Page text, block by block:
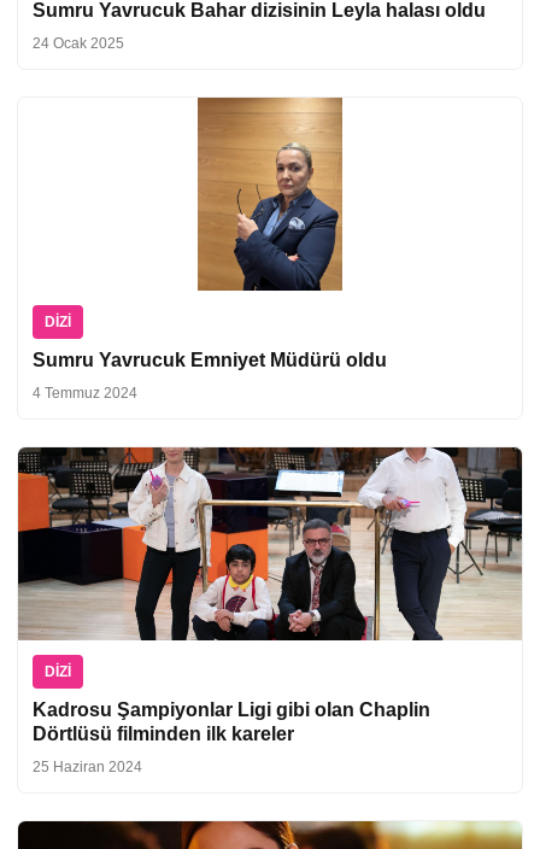
Sumru Yavrucuk Bahar dizisinin Leyla halası oldu
24 Ocak 2025
DIZI
Sumru Yavrucuk Emniyet Müdürü oldu
4 Temmuz 2024
DIZI
Kadrosu Şampiyonlar Ligi gibi olan Chaplin
Dörtlüsü filminden ilk kareler
25 Haziran 2024